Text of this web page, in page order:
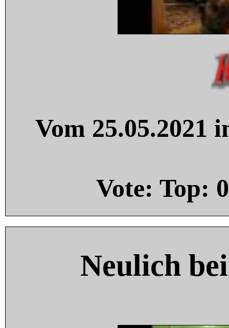
Vom 25.05.2021
Vote: Top: 0
Neulich